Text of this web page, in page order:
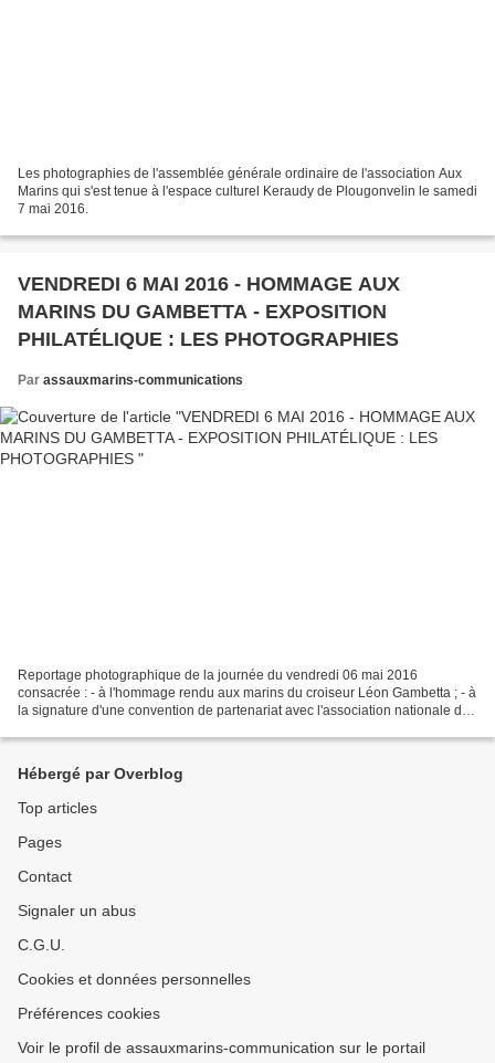
Les photographies de l'assemblée générale ordinaire de l'association Aux
Marins qui s'est tenue à l'espace culturel Keraudy de Plougonvelin le samedi
7 mai 2016.
VENDREDI 6 MAI 2016 - HOMMAGE AUX
MARINS DU GAMBETTA - EXPOSITION
PHILATÉLIQUE : LES PHOTOGRAPHIES
Par assauxmarins-communications
Reportage photographique de la journée du vendredi 06 mai 2016
consacrée : - à l'hommage rendu aux marins du croiseur Léon Gambetta ; - à
la signature d'une convention de partenariat avec l'association nationale des
Hébergé par Overblog
Top articles
Pages
Contact
Signaler un abus
C.G.U.
Cookies et données personnelles
Préférences cookies
Voir le profil de assauxmarins-communication sur le portail